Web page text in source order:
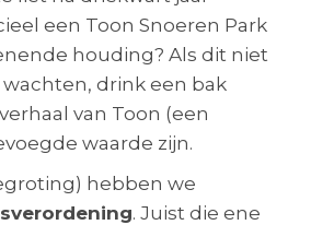
een Toon Snoeren Park
houding? Als dit niet
drink een bak
van Toon (een
waarde zijn.
hebben we
. Juist die ene